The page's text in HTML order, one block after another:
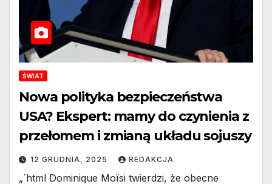
ŚWIAT
Nowa polityka bezpieczeństwa
USA? Ekspert: mamy do czynienia z
przełomem i zmianą układu sojuszy
12 GRUDNIA, 2025 REDAKCJA
„`html Dominique Moïsi twierdzi, że obecne